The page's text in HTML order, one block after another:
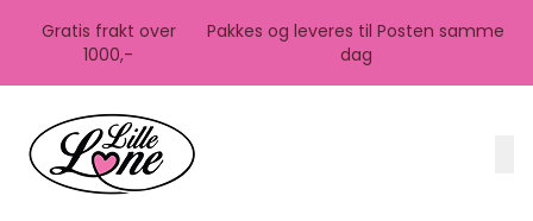
Gratis frakt over
1000,-
Pakkes og leveres til Posten samme
dag